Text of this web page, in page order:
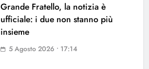
Grande Fratello, la notizia è
ufficiale: i due non stanno più
insieme
5 Agosto 2026 • 17:14